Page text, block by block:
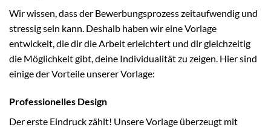
Wir wissen, dass der Bewerbungsprozess zeitaufwendig und
stressig sein kann. Deshalb haben wir eine Vorlage
entwickelt, die dir die Arbeit erleichtert und dir gleichzeitig
die Möglichkeit gibt, deine Individualität zu zeigen. Hier sind
einige der Vorteile unserer Vorlage:
Professionelles Design
Der erste Eindruck zählt! Unsere Vorlage überzeugt mit